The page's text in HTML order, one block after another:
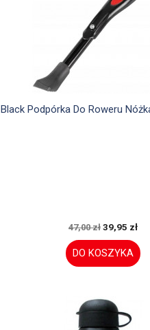
Szybki podgląd
Black Podpórka Do Roweru
47,00 zł 39,95 zł
DO KOSZYKA